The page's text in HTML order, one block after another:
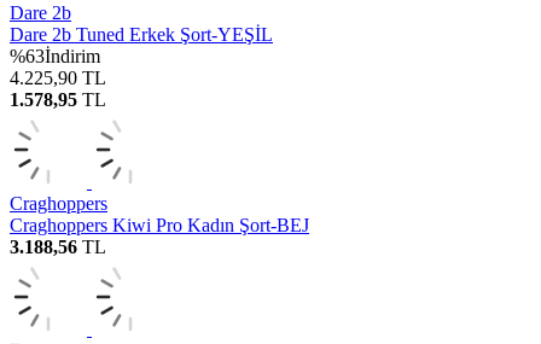
Dare 2b
Dare 2b Tuned Erkek Şort-YEŞİL
%63İndirim
4.225,90 TL
1.578,95 TL
Craghoppers
Craghoppers Kiwi Pro Kadın Şort-BEJ
3.188,56 TL